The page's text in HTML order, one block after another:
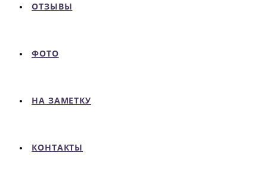
ОТЗЫВЫ
ФОТО
НА ЗАМЕТКУ
КОНТАКТЫ